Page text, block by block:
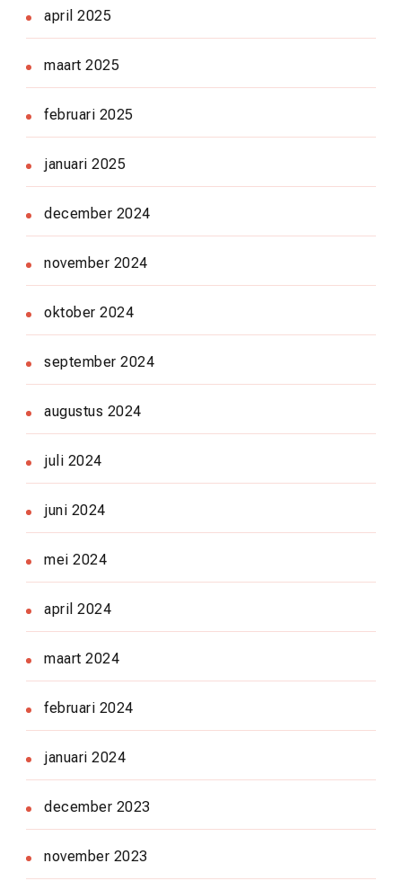
april 2025
maart 2025
februari 2025
januari 2025
december 2024
november 2024
oktober 2024
september 2024
augustus 2024
juli 2024
juni 2024
mei 2024
april 2024
maart 2024
februari 2024
januari 2024
december 2023
november 2023